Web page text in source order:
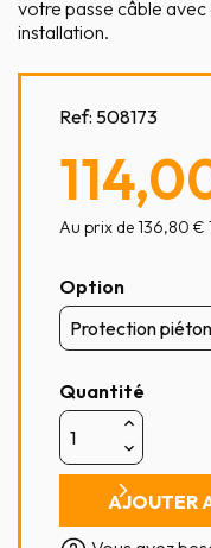
votre passe câble
installation.
Ref: 508173
Au prix de 136,80 €
Option
Quantité
AJOUTER